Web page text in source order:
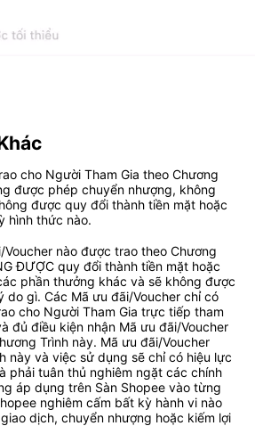
được phép chuyển nhượng, không
được quy đổi thành tiền mặt hoặc
ĐƯỢC quy đổi thành tiền mặt hoặc
phần thưởng khác và sẽ không được
do gì. Các Mã ưu đãi/Voucher chỉ có
cho Người Tham Gia trực tiếp tham
đủ điều kiện nhận Mã ưu đãi/Voucher
Trình này. Mã ưu đãi/Voucher
này và việc sử dụng sẽ chỉ có hiệu lực
phải tuân thủ nghiêm ngặt các chính
áp dụng trên Sàn Shopee vào từng
nghiêm cấm bất kỳ hành vi nào
dịch, chuyển nhượng hoặc kiếm lợi